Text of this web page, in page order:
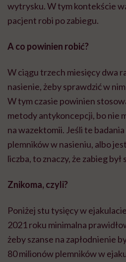
wytrysku. W tym kontekście
pacjent robi po zabiegu.
A co powinien robić?
W ciągu trzech miesięcy dwa
nasienie, żeby sprawdzić w
W tym czasie powinien
metody antykoncepcji, bo nie
na wazektomii. Jeśli te
plemników w nasieniu, albo
liczba, to znaczy, że zabieg był
Znikoma, czyli?
Poniżej stu tysięcy w
2021 roku minimalna
żeby szanse na zapłodnienie
80 milionów plemników w